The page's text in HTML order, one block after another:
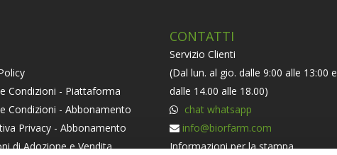
Condizioni - Piattaforma
Condizioni - Abbonamento
Privacy - Abbonamento
di Adozione e Vendita
CONTATTI
Servizio Clienti
(Dal lun. al gio. dalle 9:00 alle 13:00 e
dalle 14.00 alle 18.00)
chat whatsapp
info@biorfarm.com
Informazioni per la stampa